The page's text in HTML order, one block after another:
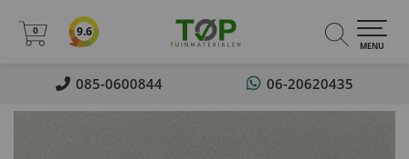
06-20620435
085-0600844
0
0
MENU
9.6